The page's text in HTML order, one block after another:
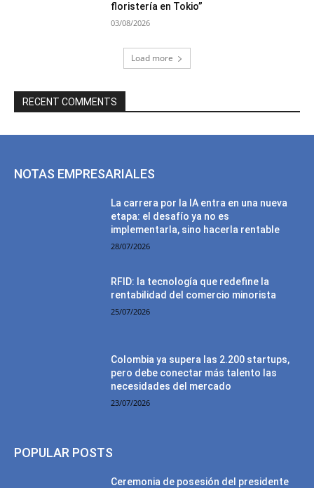
floristería en Tokio”
03/08/2026
Load more
RECENT COMMENTS
NOTAS EMPRESARIALES
La carrera por la IA entra en una nueva
etapa: el desafío ya no es
implementarla, sino hacerla rentable
28/07/2026
RFID: la tecnología que redefine la
rentabilidad del comercio minorista
25/07/2026
Colombia ya supera las 2.200 startups,
pero debe conectar más talento las
necesidades del mercado
23/07/2026
POPULAR POSTS
Ceremonia de posesión del presidente